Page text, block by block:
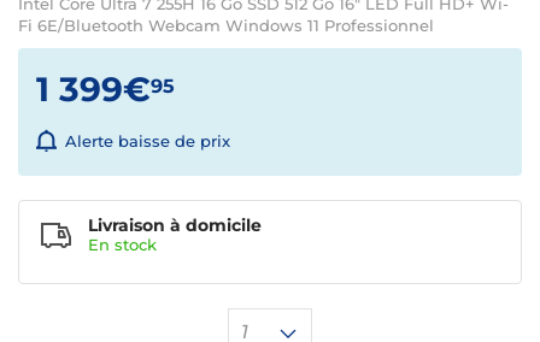
Fi 6E/Bluetooth Webcam Windows 11 Professionnel
1 399€95
Alerte baisse de prix
1
Livraison à domicile
En stock